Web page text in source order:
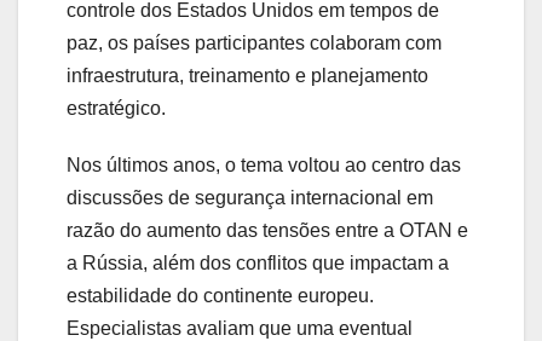
controle dos Estados Unidos em tempos de
paz, os países participantes colaboram com
infraestrutura, treinamento e planejamento
estratégico.
Nos últimos anos, o tema voltou ao centro das
discussões de segurança internacional em
razão do aumento das tensões entre a OTAN e
a Rússia, além dos conflitos que impactam a
estabilidade do continente europeu.
Especialistas avaliam que uma eventual